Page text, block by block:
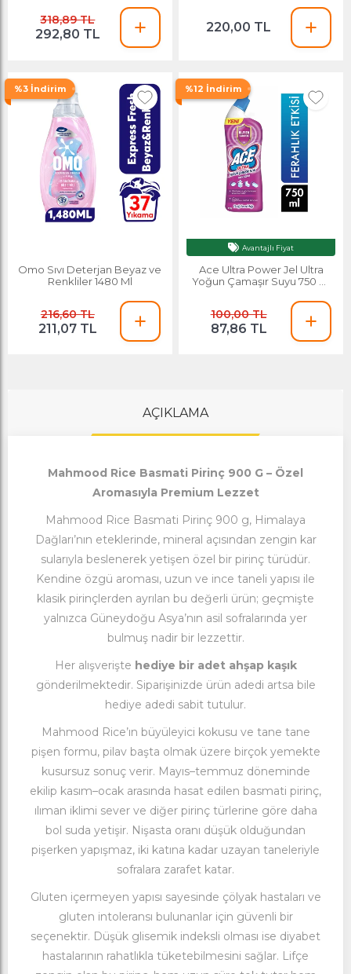
318,89 TL
292,80 TL 220,00 TL
%3 İndirim
Omo Sıvı Deterjan Beyaz ve
Renkliler 1480 Ml
216,60 TL
211,07 TL
%12 İndirim
Avantajlı Fiyat
Ace Ultra Power Jel Ultra
Yoğun Çamaşır Suyu 750 Ml
100,00 TL
87,86 TL
AÇIKLAMA
Mahmood Rice Basmati Pirinç 900 G – Özel
Aromasıyla Premium Lezzet
Mahmood Rice Basmati Pirinç 900 g, Himalaya
Dağları’nın eteklerinde, mineral açısından zengin kar
sularıyla beslenerek yetişen özel bir pirinç türüdür.
Kendine özgü aroması, uzun ve ince taneli yapısı ile
klasik pirinçlerden ayrılan bu değerli ürün; geçmişte
yalnızca Güneydoğu Asya’nın asil sofralarında yer
bulmuş nadir bir lezzettir.
Her alışverişte hediye bir adet ahşap kaşık
gönderilmektedir. Siparişinizde ürün adedi artsa bile
hediye adedi sabit tutulur.
Mahmood Rice’ın büyüleyici kokusu ve tane tane
pişen formu, pilav başta olmak üzere birçok yemekte
kusursuz sonuç verir. Mayıs–temmuz döneminde
ekilip kasım–ocak arasında hasat edilen basmati pirinç,
ılıman iklimi sever ve diğer pirinç türlerine göre daha
bol suda yetişir. Nişasta oranı düşük olduğundan
pişerken yapışmaz, iki katına kadar uzayan taneleriyle
sofralara zarafet katar.
Gluten içermeyen yapısı sayesinde çölyak hastaları ve
gluten intoleransı bulunanlar için güvenli bir
seçenektir. Düşük glisemik indeksli olması ise diyabet
hastalarının rahatlıkla tüketebilmesini sağlar. Lifçe